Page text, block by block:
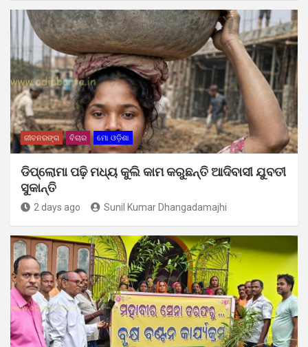
ଜୀବନରଙ୍ଗ ବିଚାର ମୋ ଓଡ଼ିଶା
ଡିପ୍ଲୋମା ପଢ଼ି ମଧ୍ୟ କୁଲି କାମ କରୁଛନ୍ତି ଆଦିବାସୀ ଯୁବତୀ
ସୁକାନ୍ତି
2 days ago Sunil Kumar Dhangadamajhi